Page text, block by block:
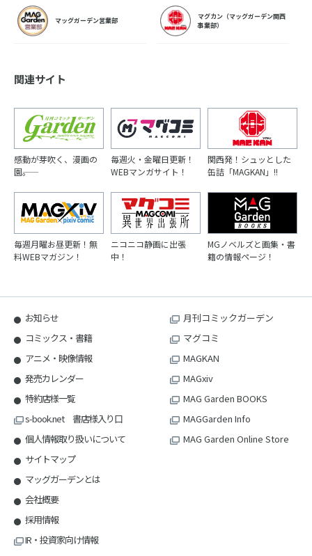
マッグガーデン営業部
マグカン（マッグガーデン関西
事業部）
関連サイト
感動が芽吹く、漫画の
園――。
毎週火・金曜日更新！
WEBマンガサイト！
関西発！シュッとした
缶詰「MAGKAN」!!
毎週月曜お昼更新！無
料WEBマガジン！
ニコニコ静画に出張
中！
MGノベルズと画集・書
籍の情報ページ！
お知らせ
コミックス・書籍
アニメ・映像情報
発売カレンダー
特約店様一覧
s-book.net 書店様入り口
個人情報取り扱いについて
サイトマップ
マッグガーデンとは
会社概要
採用情報
IR・投資家向け情報
月刊コミックガーデン
マグコミ
MAGKAN
MAGxiv
MAG Garden BOOKS
MAGGarden Info
MAG Garden Online Store